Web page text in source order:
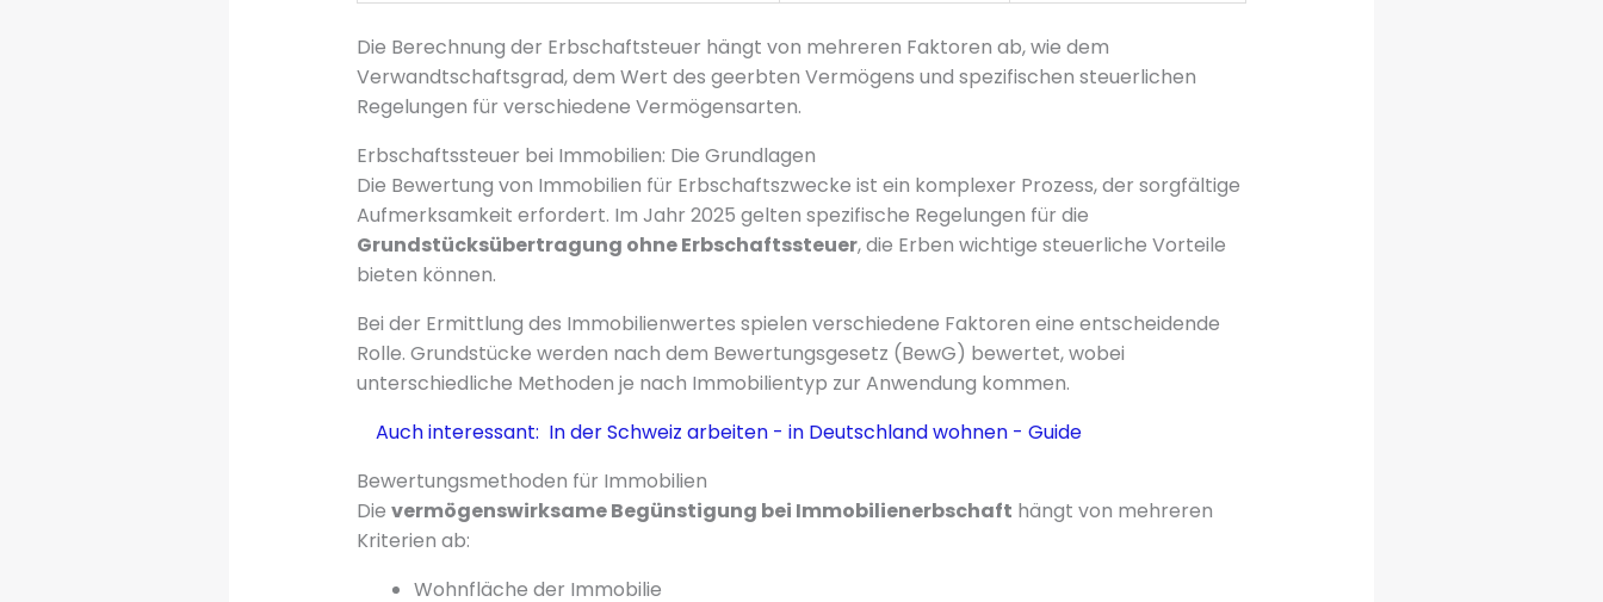
Die Berechnung der Erbschaftsteuer hängt von mehreren Faktoren ab, wie dem
Verwandtschaftsgrad, dem Wert des geerbten Vermögens und spezifischen steuerlichen
Regelungen für verschiedene Vermögensarten.
Erbschaftssteuer bei Immobilien: Die Grundlagen
Die Bewertung von Immobilien für Erbschaftszwecke ist ein komplexer Prozess, der sorgfältige
Aufmerksamkeit erfordert. Im Jahr 2025 gelten spezifische Regelungen für die
Grundstücksübertragung ohne Erbschaftssteuer, die Erben wichtige steuerliche Vorteile
bieten können.
Bei der Ermittlung des Immobilienwertes spielen verschiedene Faktoren eine entscheidende
Rolle. Grundstücke werden nach dem Bewertungsgesetz (BewG) bewertet, wobei
unterschiedliche Methoden je nach Immobilientyp zur Anwendung kommen.
Auch interessant: In der Schweiz arbeiten - in Deutschland wohnen - Guide
Bewertungsmethoden für Immobilien
Die vermögenswirksame Begünstigung bei Immobilienerbschaft hängt von mehreren
Kriterien ab:
Wohnfläche der Immobilie